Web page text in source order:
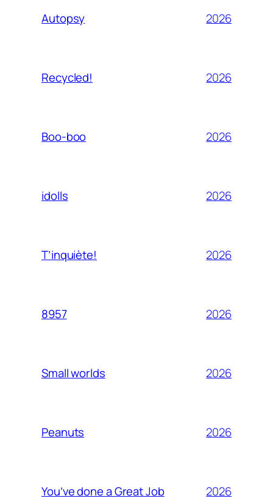
Autopsy 2026
Recycled! 2026
Boo-boo 2026
idolls 2026
T’inquiète! 2026
8957 2026
Small worlds 2026
Peanuts 2026
You’ve done a Great Job 2026